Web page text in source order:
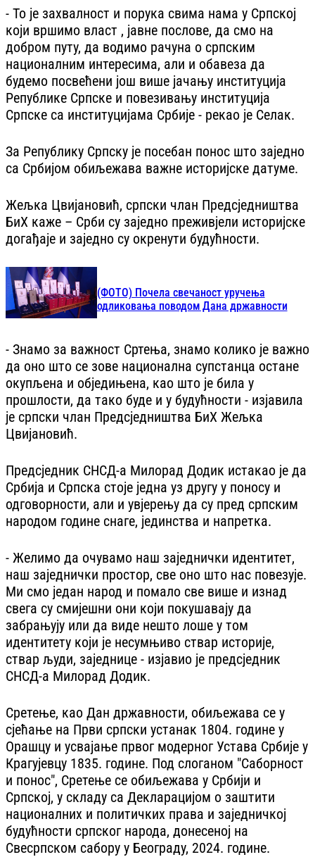
- То је захвалност и порука свима нама у Српској
који вршимо власт , јавне послове, да смо на
добром путу, да водимо рачуна о српским
националним интересима, али и обавеза да
будемо посвећени још више јачању институција
Републике Српске и повезивању институција
Српске са институцијама Србије - рекао је Селак.
За Републику Српску је посебан понос што заједно
са Србијом обиљежава важне историјске датуме.
Жељка Цвијановић, српски члан Предсједништва
БиХ каже – Срби су заједно преживјели историјске
догађаје и заједно су окренути будућности.
(ФОТО) Почела свечаност уручења
одликовања поводом Дана државности
- Знамо за важност Сртења, знамо колико је важно
да оно што се зове национална супстанца остане
окупљена и обједињена, као што је била у
прошлости, да тако буде и у будућности - изјавила
је српски члан Предсједништва БиХ Жељка
Цвијановић.
Предсједник СНСД-а Милорад Додик истакао је да
Србија и Српска стоје једна уз другу у поносу и
одговорности, али и увјерењу да су пред српским
народом године снаге, јединства и напретка.
- Желимо да очувамо наш заједнички идентитет,
наш заједнички простор, све оно што нас повезује.
Ми смо један народ и помало све више и изнад
свега су смијешни они који покушавају да
забрањују или да виде нешто лоше у том
идентитету који је несумњиво ствар историје,
ствар људи, заједнице - изјавио је предсједник
СНСД-а Милорад Додик.
Сретење, као Дан државности, обиљежава се у
сјећање на Први српски устанак 1804. године у
Орашцу и усвајање првог модерног Устава Србије у
Крагујевцу 1835. године. Под слоганом "Саборност
и понос", Сретење се обиљежава у Србији и
Српској, у складу са Декларацијом о заштити
националних и политичких права и заједничкој
будућности српског народа, донесеној на
Свесрпском сабору у Београду, 2024. године.